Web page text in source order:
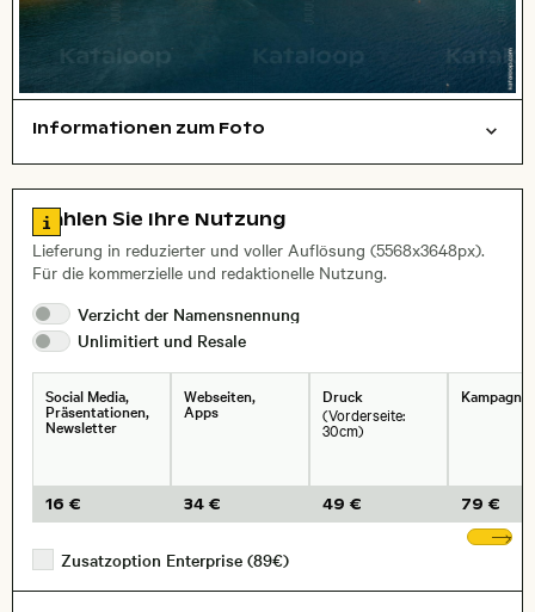
Informationen zum Foto
, Objektiv
Zu den Lizenzinformationen springen
Wählen Sie Ihre Nutzung
Lieferung in reduzierter und voller Auflösung (5568x3648px).
Für die kommerzielle und redaktionelle Nutzung.
Verzicht der Namensnennung
Unlimitiert und Resale
Social Media,
Präsentationen,
Newsletter
16 €
Webseiten,
Apps
34 €
Druck
(Vorderseite:
30cm)
49 € 79 €
Zusatzoption Enterprise (89€)